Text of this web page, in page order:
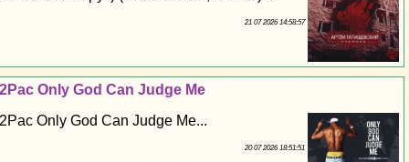
21 07 2026 14:58:57
2Pac Only God Can Judge Me
2Pac Only God Can Judge Me...
20 07 2026 18:51:51